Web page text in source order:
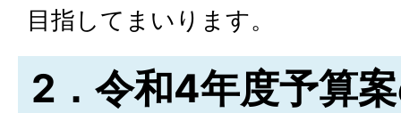
目指してまいります。
2．令和4年度予算